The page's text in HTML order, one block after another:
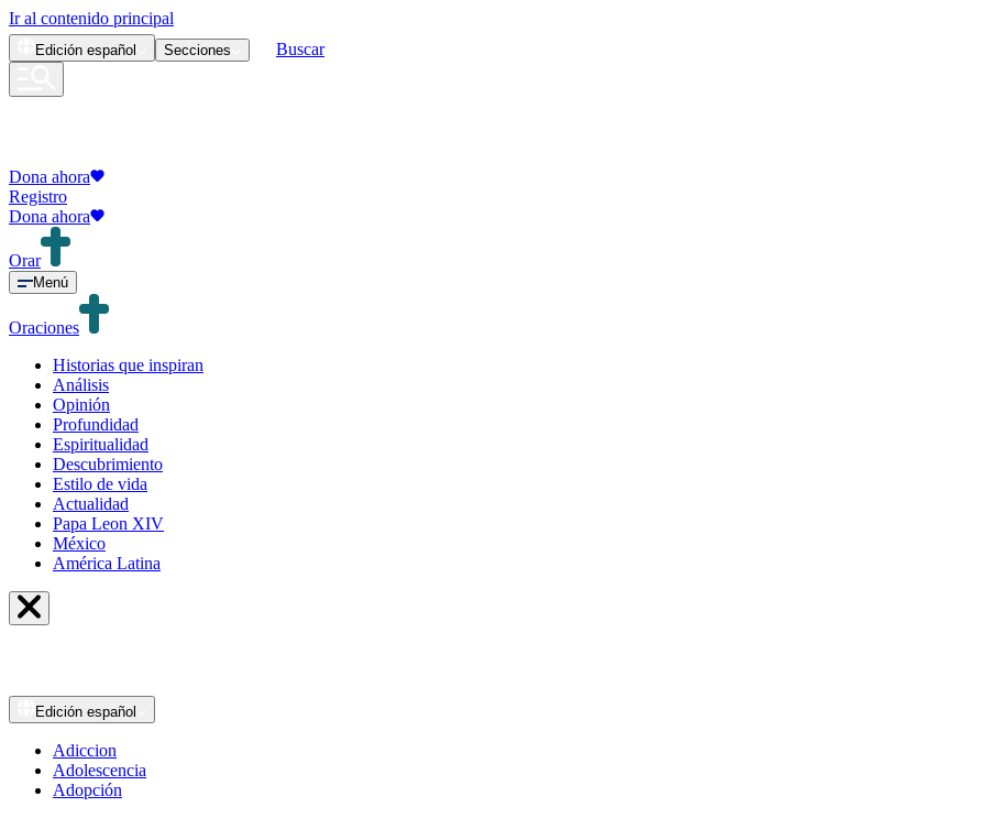
Ir al contenido principal
Edición español Secciones Buscar
Dona ahora
Registro
Dona ahora
Orar
Menú
Oraciones
Historias que inspiran
Análisis
Opinión
Profundidad
Espiritualidad
Descubrimiento
Estilo de vida
Actualidad
Papa Leon XIV
México
América Latina
Edición español
Adiccion
Adolescencia
Adopción